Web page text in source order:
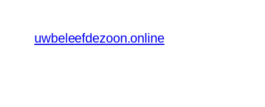
uwbeleefdezoon.online